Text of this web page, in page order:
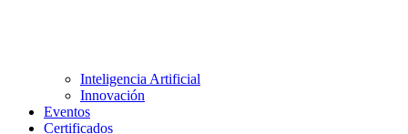
Inteligencia Artificial
Innovación
Eventos
Certificados